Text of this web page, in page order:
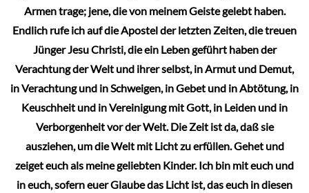
Armen trage; jene, die von meinem Geiste gelebt haben.
Endlich rufe ich auf die Apostel der letzten Zeiten, die treuen
Jünger Jesu Christi, die ein Leben geführt haben der
Verachtung der Welt und ihrer selbst, in Armut und Demut,
in Verachtung und in Schweigen, in Gebet und in Abtötung, in
Keuschheit und in Vereinigung mit Gott, in Leiden und in
Verborgenheit vor der Welt. Die Zeit ist da, daß sie
ausziehen, um die Welt mit Licht zu erfüllen. Gehet und
zeiget euch als meine geliebten Kinder. Ich bin mit euch und
in euch, sofern euer Glaube das Licht ist, das euch in diesen